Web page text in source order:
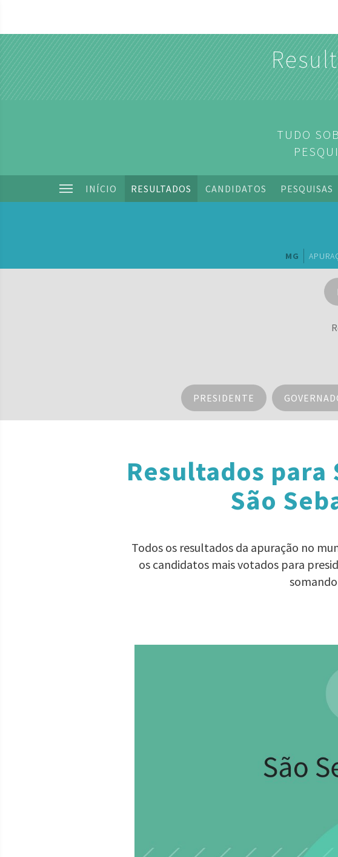
TUDO
INÍCIO RESULTADOS CANDIDATOS PESQUISAS
MG
PRESIDENTE
Resultados para
São
Todos os resultados da apuração no
os candidatos mais votados para